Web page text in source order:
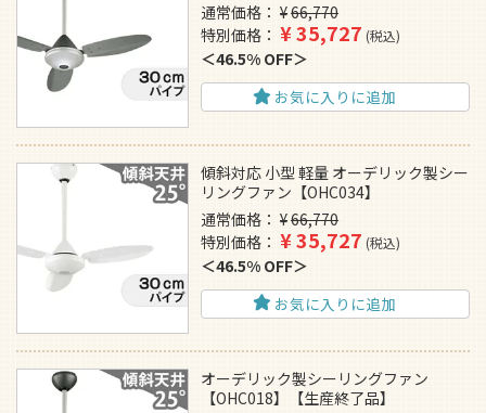
通常価格
¥66,770
特別価格
¥35,727 税込
46.5% OFF
お気に入りに追加
傾斜対応 小型 軽量 オーデリック製シー
リングファン【OHC034】
通常価格
¥66,770
特別価格
¥35,727 税込
46.5% OFF
お気に入りに追加
オーデリック製シーリングファン
【OHC018】【生産終了品】